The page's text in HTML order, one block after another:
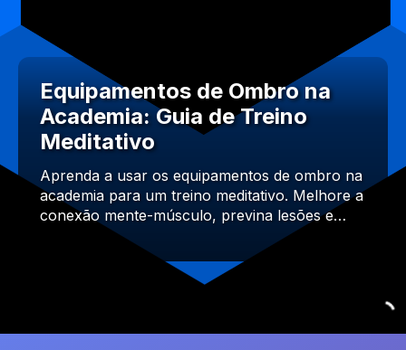
Equipamentos de Ombro na
Academia: Guia de Treino
Meditativo
Aprenda a usar os equipamentos de ombro na
academia para um treino meditativo. Melhore a
conexão mente-músculo, previna lesões e…